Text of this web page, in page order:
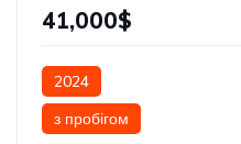
41,000$
2024
з пробігом